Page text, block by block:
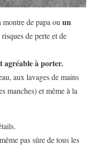
de papa ou un
de perte et de
agréable à porter.
aux lavages de mains
manches) et même à la
pas sûre de tous les